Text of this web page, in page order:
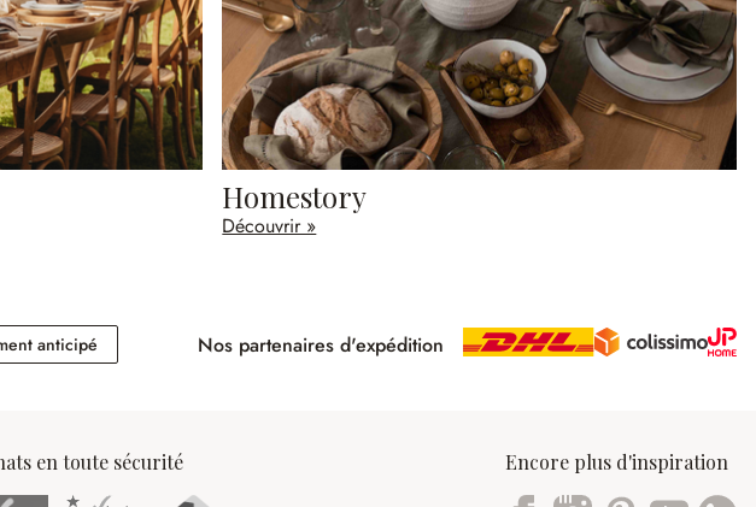
Homestory
Découvrir »
anticipéPaiement anticipéNos partenaires d'expédition
en toute sécurité Encore plus d'inspiration